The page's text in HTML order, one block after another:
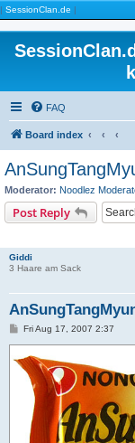
| SessionClan.de |
FAQ
Board index
Moderator: Noodlez
Post Reply
Giddi
3 Haare am Sack
P
t
Fri Aug 17, 2007 2:37